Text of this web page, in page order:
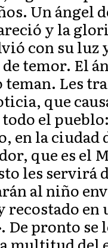
Un ángel
y la
con su luz
temor. El
teman. Les
que
el
en la ciudad
que es el
les servirá
al niño
recostado en
De pronto se